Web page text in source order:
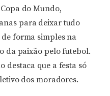
do Mundo,
para deixar tudo
forma simples na
da paixão pelo futebol.
destaca que a festa só
dos moradores.